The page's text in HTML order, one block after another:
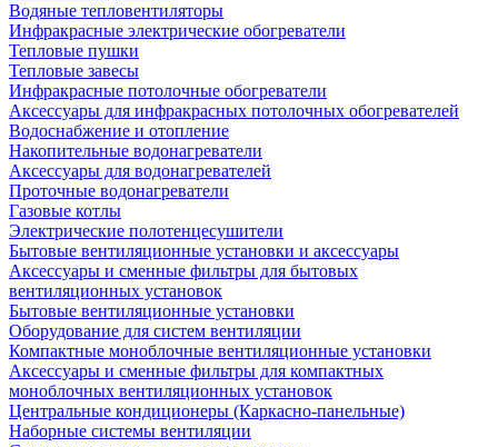
Водяные тепловентиляторы
Инфракрасные электрические обогреватели
Тепловые пушки
Тепловые завесы
Инфракрасные потолочные обогреватели
Аксессуары для инфракрасных потолочных обогревателей
Водоснабжение и отопление
Накопительные водонагреватели
Аксессуары для водонагревателей
Проточные водонагреватели
Газовые котлы
Электрические полотенцесушители
Бытовые вентиляционные установки и аксессуары
Аксессуары и сменные фильтры для бытовых
вентиляционных установок
Бытовые вентиляционные установки
Оборудование для систем вентиляции
Компактные моноблочные вентиляционные установки
Аксессуары и сменные фильтры для компактных
моноблочных вентиляционных установок
Центральные кондиционеры (Каркасно-панельные)
Наборные системы вентиляции